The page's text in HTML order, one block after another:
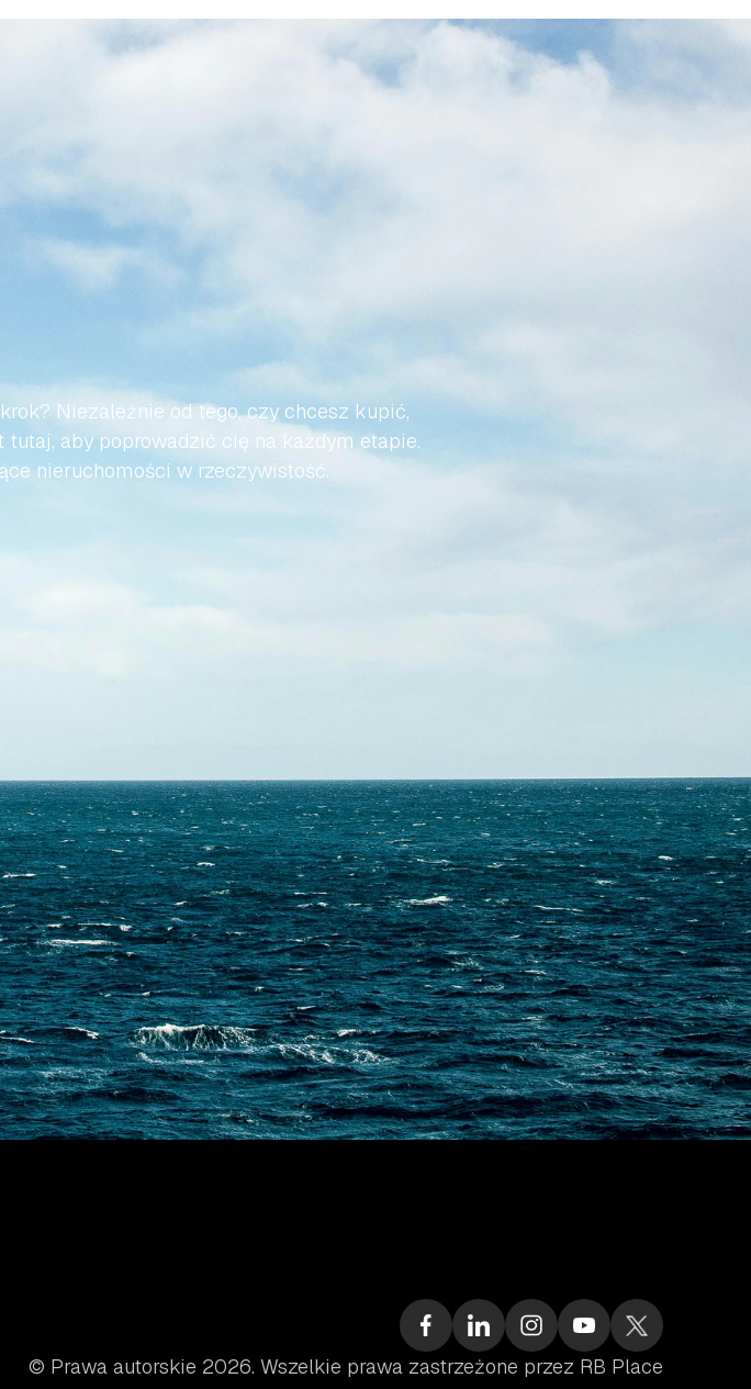
PODRÓŻ
BYŁA
Niezależnie od tego, czy chcesz kupić,
tutaj, aby poprowadzić cię na każdym etapie.
nieruchomości w rzeczywistość.
się z nami
© Prawa autorskie 2026. Wszelkie prawa zastrzeżone przez RB Place